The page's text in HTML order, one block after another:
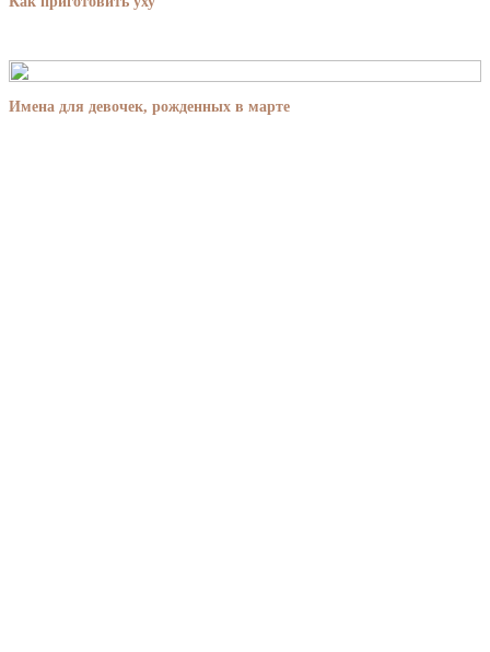
Имена для девочек, рожденных в марте